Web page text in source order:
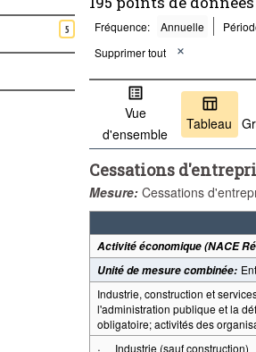
5 Fréquence: Annuelle
Supprimer tout
Vue
d'ensemble
Tableau
Cessations
Mesure: Cessations
Activité économique (NACE
Unité de mesure combinée:
Industrie, construction et
l'administration publique et la
obligatoire; activités des
· Industrie (sauf construction)